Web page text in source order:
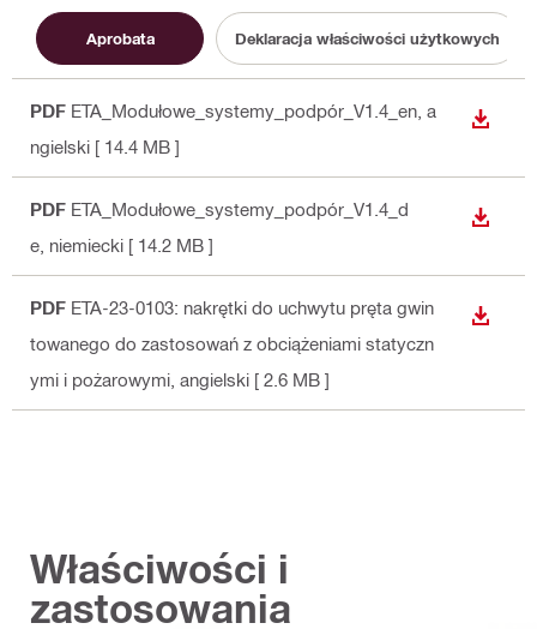
Aprobata Deklaracja właściwości użytkowych
PDF ETA_Modułowe_systemy_podpór_V1.4_en , a
ngielski [ 14.4 MB ]
PDF ETA_Modułowe_systemy_podpór_V1.4_d
e , niemiecki [ 14.2 MB ]
PDF ETA-23-0103: nakrętki do uchwytu pręta gwin
towanego do zastosowań z obciążeniami statyczn
ymi i pożarowymi , angielski [ 2.6 MB ]
Właściwości i
zastosowania